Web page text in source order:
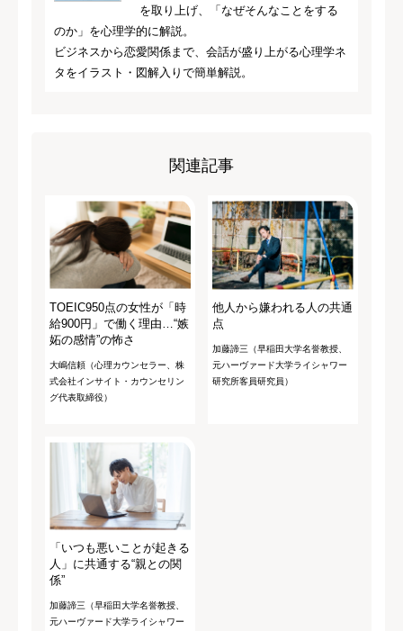
を取り上げ、「なぜそんなことをする
のか」を心理学的に解説。
ビジネスから恋愛関係まで、会話が盛り上がる心理学ネ
タをイラスト・図解入りで簡単解説。
関連記事
TOEIC950点の女性が「時
給900円」で働く理由…“嫉
妬の感情”の怖さ
大嶋信頼（心理カウンセラー、株
式会社インサイト・カウンセリン
グ代表取締役）
他人から嫌われる人の共通
点
加藤諦三（早稲田大学名誉教授、
元ハーヴァード大学ライシャワー
研究所客員研究員）
「いつも悪いことが起きる
人」に共通する“親との関
係”
加藤諦三（早稲田大学名誉教授、
元ハーヴァード大学ライシャワー